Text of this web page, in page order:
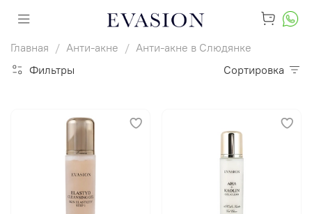
Главная Анти-акне
Анти-акне в Слюдянке
Фильтры
Сортировка